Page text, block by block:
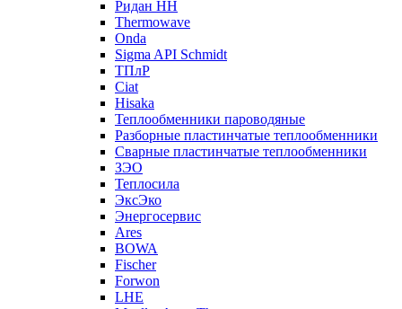
Ридан НН
Thermowave
Onda
Sigma API Schmidt
ТПлР
Ciat
Hisaka
Теплообменники пароводяные
Разборные пластинчатые теплообменники
Сварные пластинчатые теплообменники
ЗЭО
Теплосила
ЭксЭко
Энергосервис
Ares
BOWA
Fischer
Forwon
LHE